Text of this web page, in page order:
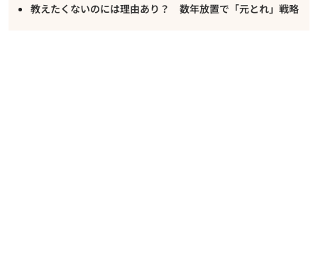
教えたくないのには理由あり？ 数年放置で「元とれ」戦略